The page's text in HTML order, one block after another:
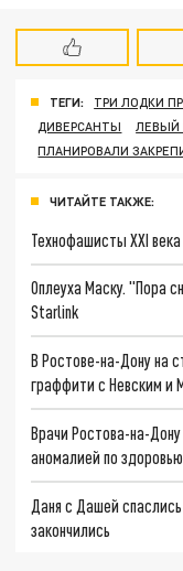
ТЕГИ: ТРИ ЛОДКИ
ДИВЕРСАНТЫ
ЛЕВЫЙ
ПЛАНИРОВАЛИ
ЧИТАЙТЕ ТАКЖЕ:
Технофашисты XXI века
Оплеуха Маску. "Пора
Starlink
В Ростове-на-Дону на
граффити с Невским и
Врачи Ростова-на-
аномалией по здоровью
Даня с Дашей
закончились